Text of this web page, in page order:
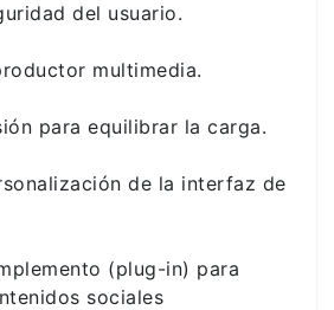
del usuario.
multimedia.
para equilibrar la carga.
de la interfaz de
(plug-in) para
sociales